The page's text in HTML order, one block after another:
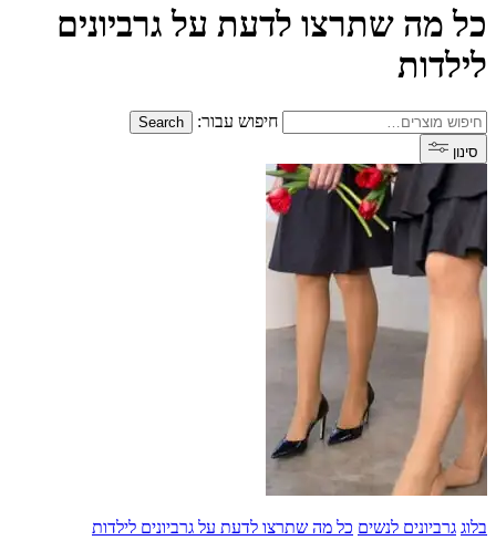
שתרצו לדעת על גרביונים
חיפוש עבור: Search
לנשים כל מה שתרצו לדעת על גרביונים לילדות